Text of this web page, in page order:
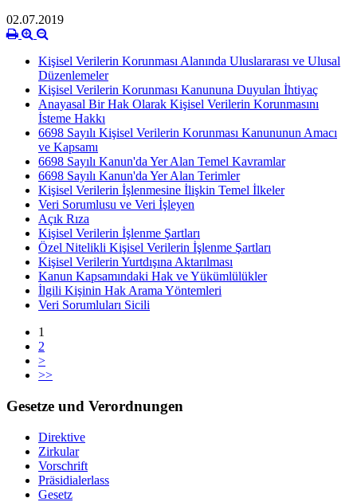
02.07.2019
Kişisel Verilerin Korunması Alanında Uluslararası ve Ulusal
Düzenlemeler
Kişisel Verilerin Korunması Kanununa Duyulan İhtiyaç
Anayasal Bir Hak Olarak Kişisel Verilerin Korunmasını
İsteme Hakkı
6698 Sayılı Kişisel Verilerin Korunması Kanununun Amacı
ve Kapsamı
6698 Sayılı Kanun'da Yer Alan Temel Kavramlar
6698 Sayılı Kanun'da Yer Alan Terimler
Kişisel Verilerin İşlenmesine İlişkin Temel İlkeler
Veri Sorumlusu ve Veri İşleyen
Açık Rıza
Kişisel Verilerin İşlenme Şartları
Özel Nitelikli Kişisel Verilerin İşlenme Şartları
Kişisel Verilerin Yurtdışına Aktarılması
Kanun Kapsamındaki Hak ve Yükümlülükler
İlgili Kişinin Hak Arama Yöntemleri
Veri Sorumluları Sicili
1
2
>
>>
Gesetze und Verordnungen
Direktive
Zirkular
Vorschrift
Präsidialerlass
Gesetz